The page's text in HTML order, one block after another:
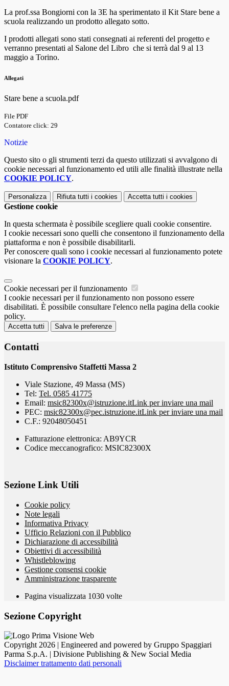
La prof.ssa Bongiorni con la 3E ha sperimentato il Kit Stare bene a
scuola realizzando un prodotto allegato sotto.
I prodotti allegati sono stati consegnati ai referenti del progetto e
verranno presentati al Salone del Libro che si terrà dal 9 al 13
maggio a Torino.
Allegati
Stare bene a scuola.pdf
File PDF
Contatore click: 29
Notizie
Questo sito o gli strumenti terzi da questo utilizzati si avvalgono di
cookie necessari al funzionamento ed utili alle finalità illustrate nella
COOKIE POLICY.
Personalizza Rifiuta tutti i cookies Accetta tutti i cookies
Gestione cookie
In questa schermata è possibile scegliere quali cookie consentire.
I cookie necessari sono quelli che consentono il funzionamento della
piattaforma e non è possibile disabilitarli.
Per conoscere quali sono i cookie necessari al funzionamento potete
visionare la COOKIE POLICY.
Cookie necessari per il funzionamento
I cookie necessari per il funzionamento non possono essere
disabilitati. È possibile consultare l'elenco nella pagina della cookie
policy.
Accetta tutti Salva le preferenze
Contatti
Istituto Comprensivo Staffetti Massa 2
Viale Stazione, 49 Massa (MS)
Tel: Tel. 0585 41775
Email: msic82300x@istruzione.itLink per inviare una mail
PEC: msic82300x@pec.istruzione.itLink per inviare una mail
C.F.: 92048050451
Fatturazione elettronica: AB9YCR
Codice meccanografico: MSIC82300X
Sezione Link Utili
Cookie policy
Note legali
Informativa Privacy
Ufficio Relazioni con il Pubblico
Dichiarazione di accessibilità
Obiettivi di accessibilità
Whistleblowing
Gestione consensi cookie
Amministrazione trasparente
Pagina visualizzata 1030 volte
Sezione Copyright
Copyright 2026 | Engineered and powered by Gruppo Spaggiari
Parma S.p.A. | Divisione Publishing & New Social Media
Disclaimer trattamento dati personali